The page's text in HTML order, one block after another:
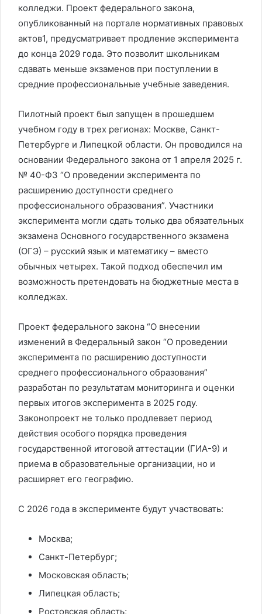
колледжи. Проект федерального закона,
опубликованный на портале нормативных правовых
актов1, предусматривает продление эксперимента
до конца 2029 года. Это позволит школьникам
сдавать меньше экзаменов при поступлении в
средние профессиональные учебные заведения.
Пилотный проект был запущен в прошедшем
учебном году в трех регионах: Москве, Санкт-
Петербурге и Липецкой области. Он проводился на
основании Федерального закона от 1 апреля 2025 г.
№ 40-ФЗ “О проведении эксперимента по
расширению доступности среднего
профессионального образования”. Участники
эксперимента могли сдать только два обязательных
экзамена Основного государственного экзамена
(ОГЭ) – русский язык и математику – вместо
обычных четырех. Такой подход обеспечил им
возможность претендовать на бюджетные места в
колледжах.
Проект федерального закона “О внесении
изменений в Федеральный закон “О проведении
эксперимента по расширению доступности
среднего профессионального образования”
разработан по результатам мониторинга и оценки
первых итогов эксперимента в 2025 году.
Законопроект не только продлевает период
действия особого порядка проведения
государственной итоговой аттестации (ГИА-9) и
приема в образовательные организации, но и
расширяет его географию.
С 2026 года в эксперименте будут участвовать:
Москва;
Санкт-Петербург;
Московская область;
Липецкая область;
Ростовская область;